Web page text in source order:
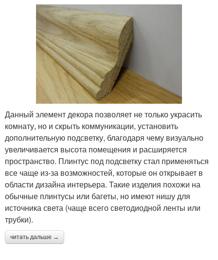
Данный элемент декора позволяет не только украсить
комнату, но и скрыть коммуникации, установить
дополнительную подсветку, благодаря чему визуально
увеличивается высота помещения и расширяется
пространство. Плинтус под подсветку стал применяться
все чаще из-за возможностей, которые он открывает в
области дизайна интерьера. Такие изделия похожи на
обычные плинтусы или багеты, но имеют нишу для
источника света (чаще всего светодиодной ленты или
трубки).
читать дальше →